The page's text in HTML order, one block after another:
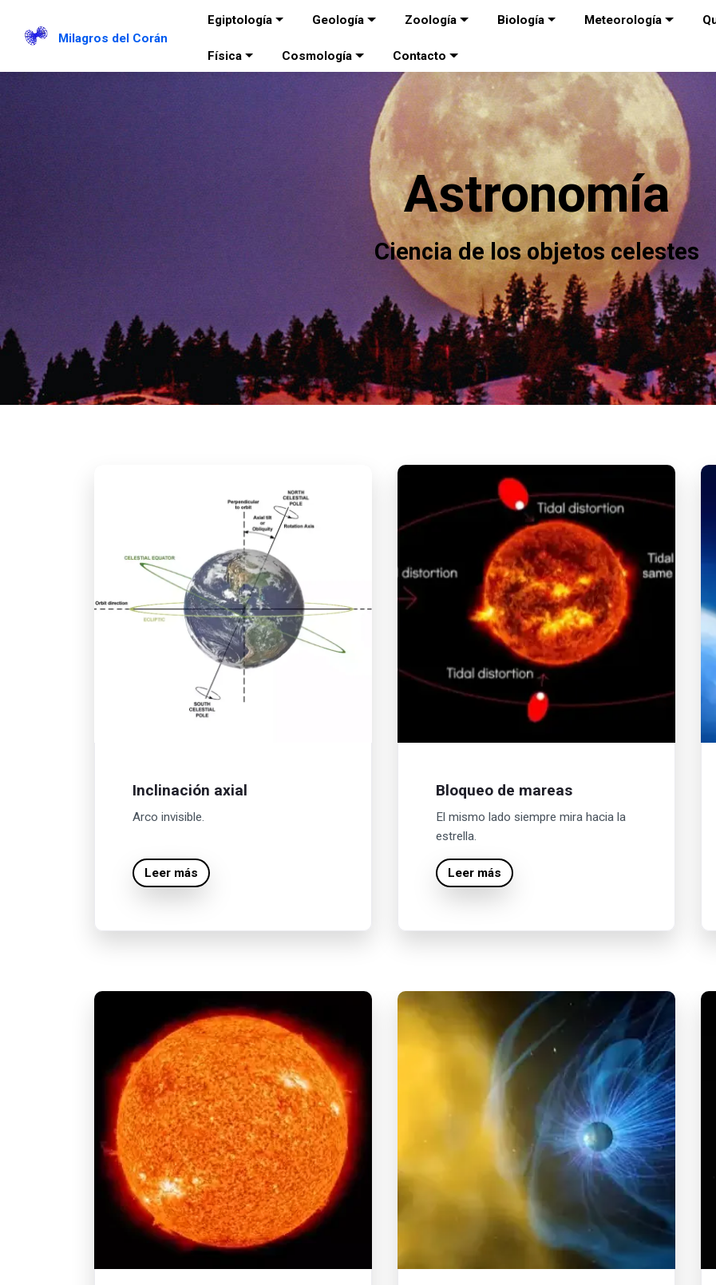
Milagros del Corán
Egiptología Geología Zoología Biología Meteorología
Física Cosmología Contacto
Astronomía
Ciencia de los objetos celestes
Inclinación axial
Arco invisible.
Leer más
Bloqueo de mareas
El mismo lado siempre mira hacia la
estrella.
Leer más